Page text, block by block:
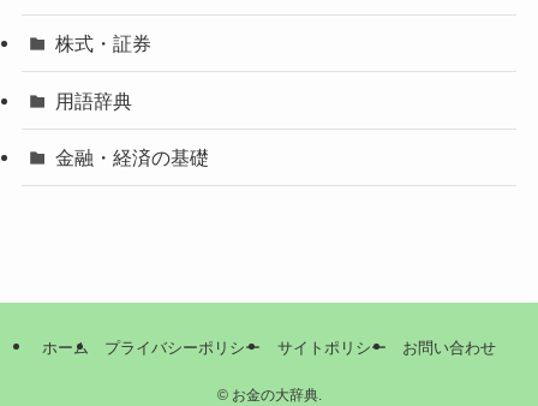
株式・証券
用語辞典
金融・経済の基礎
ホーム プライバシーポリシー サイトポリシー お問い合わせ
©お金の大辞典.